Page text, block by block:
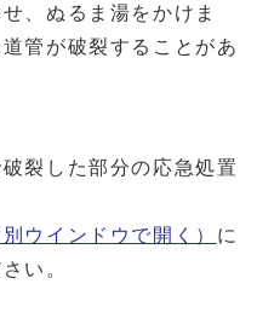
、ぬるま湯をかけま
管が破裂することがあ
裂した部分の応急処置
別ウインドウで開く） に
い。